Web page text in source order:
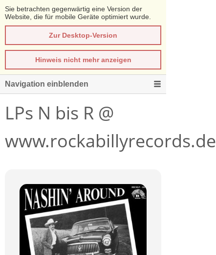
Sie betrachten gegenwärtig eine Version der
Website, die für mobile Geräte optimiert wurde.
Zur Desktop-Version
Hinweis nicht mehr anzeigen
Navigation einblenden
LPs N bis R @
www.rockabillyrecords.de